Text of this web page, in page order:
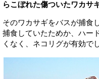
らこぼれた傷ついたワカサ
そのワカサギをバスが捕食
捕食していたためか、ハー
くなく、ネコリグが有効で